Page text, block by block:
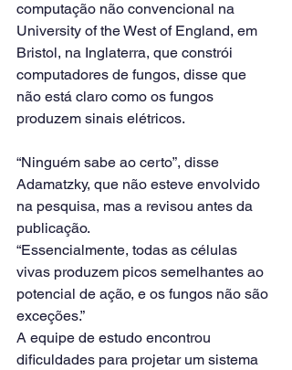
computação não convencional na
University of the West of England, em
Bristol, na Inglaterra, que constrói
computadores de fungos, disse que
não está claro como os fungos
produzem sinais elétricos.
“Ninguém sabe ao certo”, disse
Adamatzky, que não esteve envolvido
na pesquisa, mas a revisou antes da
publicação.
“Essencialmente, todas as células
vivas produzem picos semelhantes ao
potencial de ação, e os fungos não são
exceções.”
A equipe de estudo encontrou
dificuldades para projetar um sistema